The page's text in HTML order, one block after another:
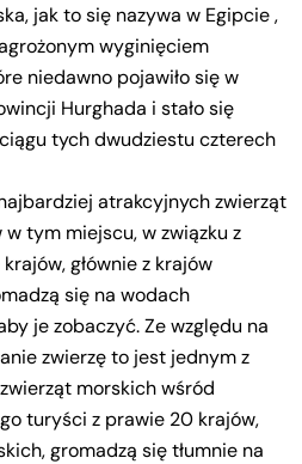
jak to się nazywa w Egipcie ,
wyginięciem
niedawno pojawiło się w
Hurghada i stało się
tych dwudziestu czterech
atrakcyjnych zwierząt
tym miejscu, w związku z
głównie z krajów
się na wodach
je zobaczyć. Ze względu na
zwierzę to jest jednym z
morskich wśród
turyści z prawie 20 krajów,
gromadzą się tłumnie na